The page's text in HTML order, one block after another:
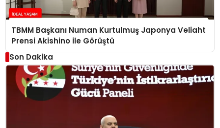
TBMM Başkanı Numan Kurtulmuş Japonya Veliaht
Prensi Akishino ile Görüştü
Son Dakika